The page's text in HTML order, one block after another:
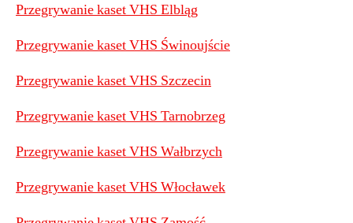
Przegrywanie kaset VHS Elbląg
Przegrywanie kaset VHS Świnoujście
Przegrywanie kaset VHS Szczecin
Przegrywanie kaset VHS Tarnobrzeg
Przegrywanie kaset VHS Wałbrzych
Przegrywanie kaset VHS Włocławek